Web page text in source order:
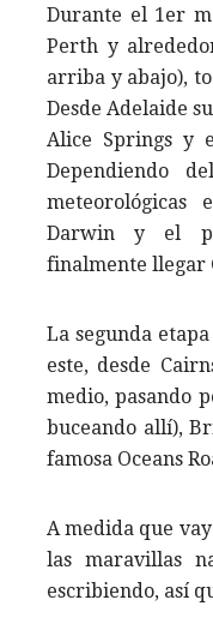
Durante el 1er
Perth y
arriba y abajo),
Desde Adelaide
Alice Springs y
Dependiendo
meteorológicas
Darwin y el
finalmente llegar
La segunda
este, desde
medio, pasando
buceando allí),
famosa Oceans
A medida que
las maravillas
escribiendo, así